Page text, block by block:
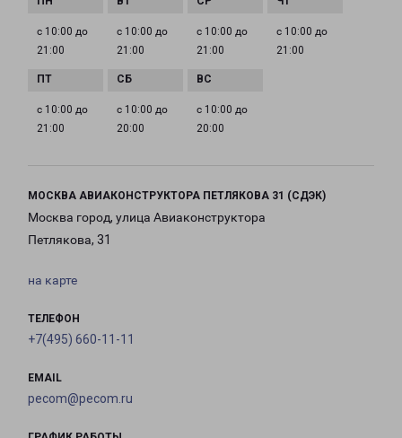
с 10:00 до
21:00
с 10:00 до
21:00
с 10:00 до
21:00
с 10:00 до
21:00
с 10:00 до
21:00
с 10:00 до
20:00
с 10:00 до
20:00
МОСКВА АВИАКОНСТРУКТОРА ПЕТЛЯКОВА 31 (СДЭК)
Москва город, улица Авиаконструктора
Петлякова, 31
на карте
ТЕЛЕФОН
+7(495) 660-11-11
EMAIL
pecom@pecom.ru